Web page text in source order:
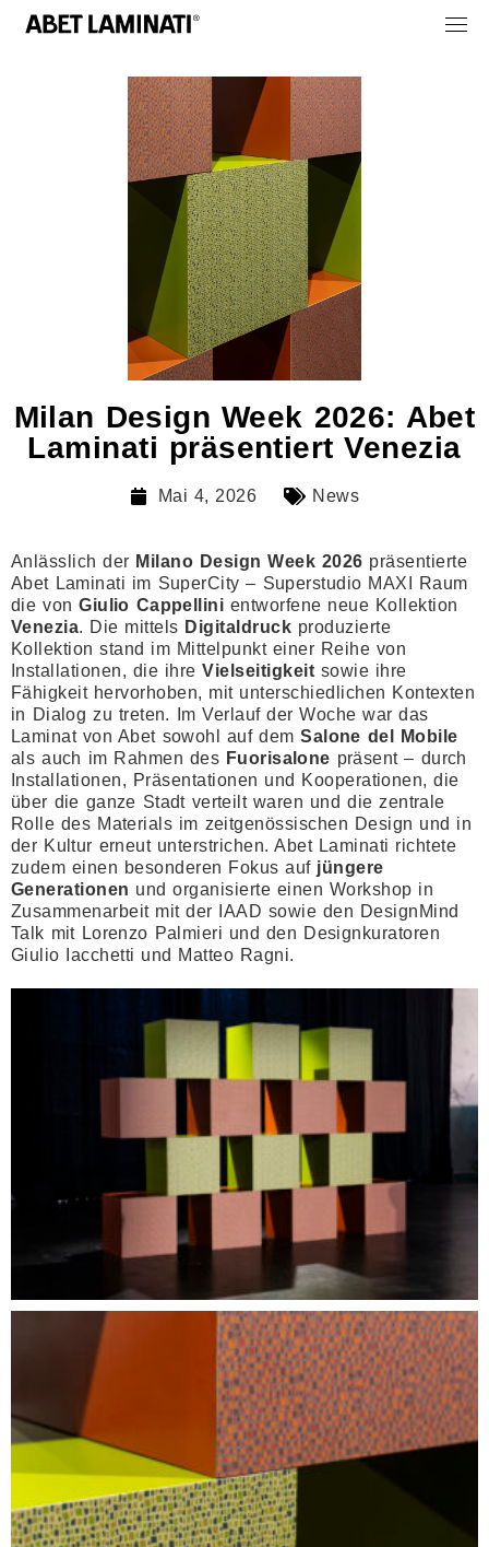
Milan Design Week 2026: Abet
Laminati präsentiert Venezia
Mai 4, 2026 News
Anlässlich der Milano Design Week 2026 präsentierte
Abet Laminati im SuperCity – Superstudio MAXI Raum
die vonGiulio Cappellini entworfene neue Kollektion
Venezia. Die mittels Digitaldruck produzierte
Kollektion stand im Mittelpunkt einer Reihe von
Installationen, die ihreVielseitigkeit sowie ihre
Fähigkeit hervorhoben, mit unterschiedlichen Kontexten
in Dialog zu treten. Im Verlauf der Woche war das
Laminat von Abet sowohl auf demSalone del Mobile
als auch im Rahmen des Fuorisalone präsent – durch
Installationen, Präsentationen und Kooperationen, die
über die ganze Stadt verteilt waren und die zentrale
Rolle des Materials im zeitgenössischen Design und in
der Kultur erneut unterstrichen. Abet Laminati richtete
zudem einen besonderen Fokus auf jüngere
Generationen und organisierte einen Workshop in
Zusammenarbeit mit der IAAD sowie den DesignMind
Talk mit Lorenzo Palmieri und den Designkuratoren
Giulio Iacchetti und Matteo Ragni.